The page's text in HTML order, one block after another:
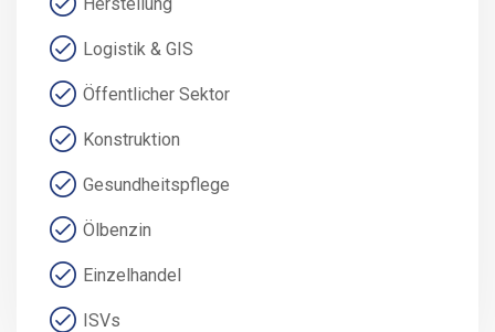
Logistik & GIS
Öffentlicher Sektor
Konstruktion
Gesundheitspflege
Ölbenzin
Einzelhandel
ISVs